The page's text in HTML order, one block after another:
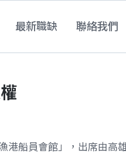
最新職缺 聯絡我們
港船員會館」，出席由高